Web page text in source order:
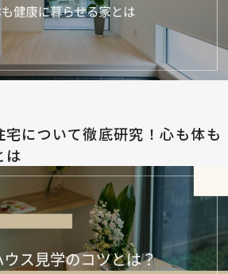
について徹底研究！心も体も
は